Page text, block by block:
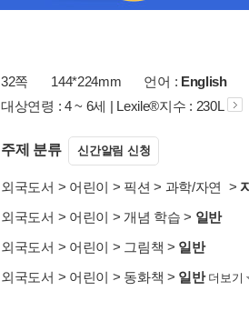
32쪽 144*224mm 언어 : English
대상연령 : 4 ~ 6세 | Lexile®지수 : 230L
주제 분류 신간알림 신청
외국도서 > 어린이 > 픽션 > 과학/자연 >
외국도서 > 어린이 > 개념 학습 > 일반
외국도서 > 어린이 > 그림책 > 일반
외국도서 > 어린이 > 동화책 > 일반 더보기